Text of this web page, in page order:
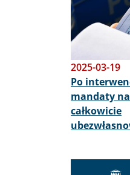
2025-03-19
Po
mandaty
całkowicie